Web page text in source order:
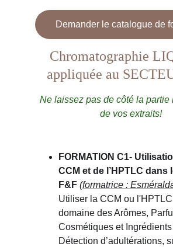
Chromatographie
appliquée au
Ne laissez pas de côté la partie
de vos extraits!
FORMATION C1-
CCM et de l’HPTLC dans
F&F (formatrice :
Utiliser la CCM ou
domaine des Arômes,
Cosmétiques et
Détection d’adultérations,
Demander le catalogue de